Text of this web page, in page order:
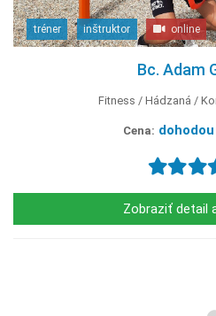
tréner inštruktor online
Bc. Adam
Fitness Hádzaná
Cena:
Zobraziť detail